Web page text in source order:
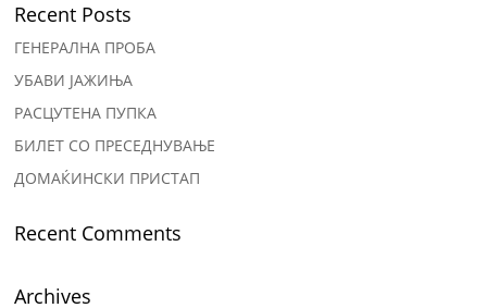
Recent Posts
ГЕНЕРАЛНА ПРОБА
УБАВИ ЈАЖИЊА
РАСЦУТЕНА ПУПКА
БИЛЕТ СО ПРЕСЕДНУВАЊЕ
ДОМАЌИНСКИ ПРИСТАП
Recent Comments
Archives